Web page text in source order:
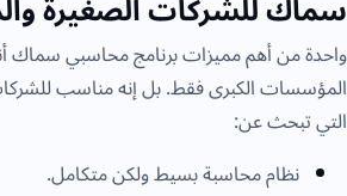
واحدة من أهم مميزات برنامج محاسبي
المؤسسات الكبرى فقط. بل إنه مناسب
التي تبحث عن:
نظام محاسبة بسيط ولكن متكامل.